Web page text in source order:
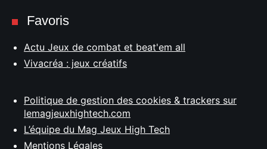
Favoris
Actu Jeux de combat et beat'em all
Vivacréa : jeux créatifs
Politique de gestion des cookies & trackers sur
lemagjeuxhightech.com
L’équipe du Mag Jeux High Tech
Mentions Légales